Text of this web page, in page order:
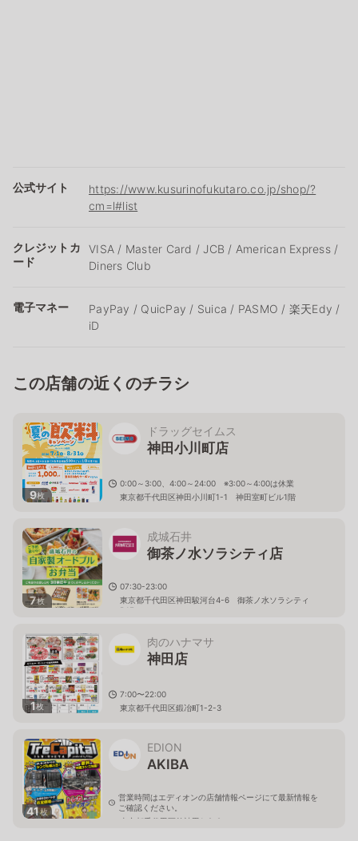
公式サイト
https://www.kusurinofukutaro.co.jp/shop/?
cm=l#list
クレジットカ
ード
VISA / Master Card / JCB / American Express /
Diners Club
電子マネー
PayPay / QuicPay / Suica / PASMO / 楽天Edy /
iD
この店舗の近くのチラシ
9枚
ドラッグセイムス
神田小川町店
0:00～3:00、4:00～24:00 ※3:00～4:00は休業
東京都千代田区神田小川町1-1 神田室町ビル1階
7枚
成城石井
御茶ノ水ソラシティ店
07:30-23:00
東京都千代田区神田駿河台4-6 御茶ノ水ソラシティ
B1F
1枚
肉のハナマサ
神田店
7:00〜22:00
東京都千代田区鍛冶町1-2-3
41枚
EDION
AKIBA
営業時間はエディオンの店舗情報ページにて最新情報を
ご確認ください。
東京都千代田区外神田1-2-9